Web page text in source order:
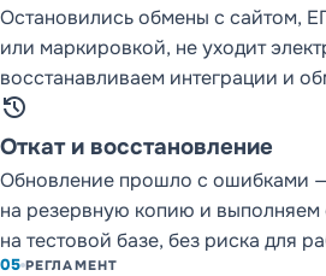
Остановились обмены с сайтом,
или маркировкой, не уходит
восстанавливаем интеграции и
restore
Откат и восстановление
Обновление прошло с ошибками
на резервную копию и выполняем
на тестовой базе, без риска для
05 РЕГЛАМЕНТ